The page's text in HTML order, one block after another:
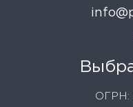
ОГРН: